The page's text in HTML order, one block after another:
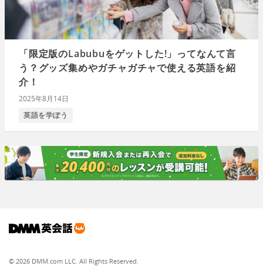
「限定版のLabubuをゲットした!」ってなんて言
う？グッズ集めやガチャガチャで使える英語を紹
介！
2025年8月14日
英語を学ぼう
© 2026 DMM.com LLC. All Rights Reserved.